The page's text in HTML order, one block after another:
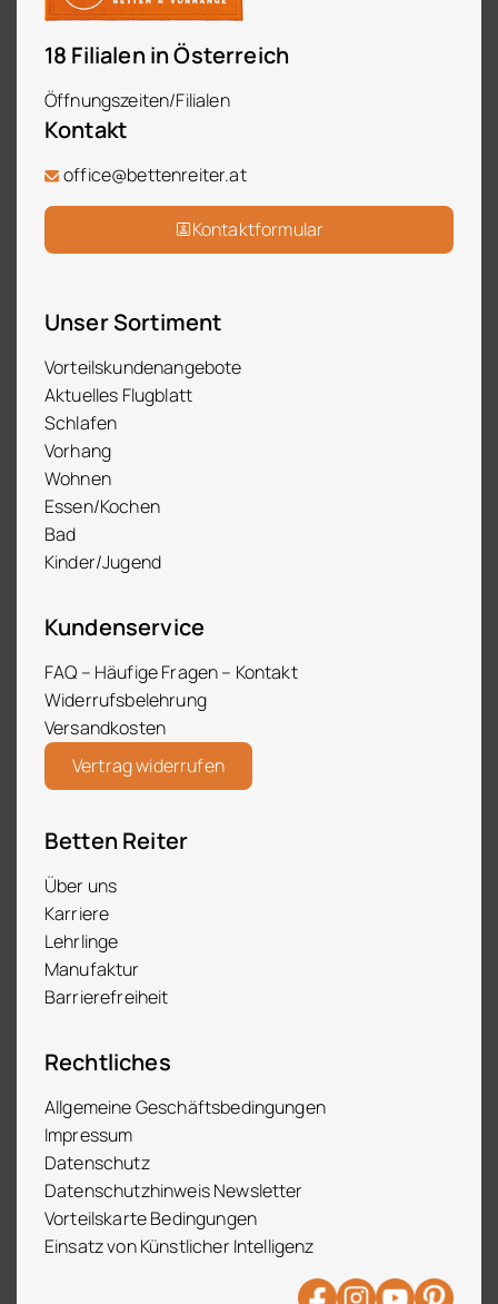
18 Filialen in Österreich
Öffnungszeiten/Filialen
Kontakt
office@bettenreiter.at
Kontaktformular
Unser Sortiment
Vorteilskundenangebote
Aktuelles Flugblatt
Schlafen
Vorhang
Wohnen
Essen/Kochen
Bad
Kinder/Jugend
Kundenservice
FAQ – Häufige Fragen – Kontakt
Widerrufsbelehrung
Versandkosten
Vertrag widerrufen
Betten Reiter
Über uns
Karriere
Lehrlinge
Manufaktur
Barrierefreiheit
Rechtliches
Allgemeine Geschäftsbedingungen
Impressum
Datenschutz
Datenschutzhinweis Newsletter
Vorteilskarte Bedingungen
Einsatz von Künstlicher Intelligenz